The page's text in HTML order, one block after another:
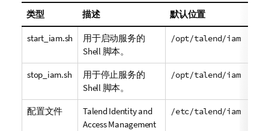
类型 描述 默认位置
start_iam.sh
用于启动服务的
Shell 脚本。
/opt/talend/iam
stop_iam.sh
用于停止服务的
Shell 脚本。
/opt/talend/iam
配置文件
Talend Identity and
Access Management
/etc/talend/iam